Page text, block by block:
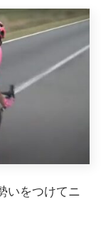
いをつけてニ